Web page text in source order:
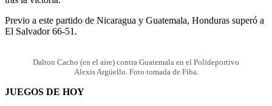
Previo a este partido de Nicaragua y Guatemala, Honduras superó a
El Salvador 66-51.
Dalton Cacho (en el aire) contra Guatemala en el Polideportivo
Alexis Argüello. Foto tomada de Fiba.
JUEGOS DE HOY